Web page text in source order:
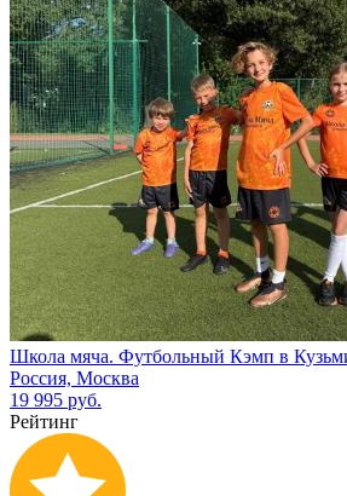
Школа мяча. Футбольный Кэмп в
Россия, Москва
19 995 руб.
Рейтинг